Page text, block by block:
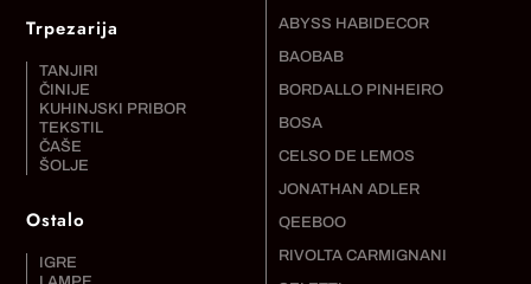
Trpezarija
TANJIRI
ČINIJE
KUHINJSKI PRIBOR
TEKSTIL
ČAŠE
ŠOLJE
Ostalo
IGRE
ABYSS HABIDECOR
BAOBAB
BORDALLO PINHEIRO
BOSA
CELSO DE LEMOS
JONATHAN ADLER
QEEBOO
RIVOLTA CARMIGNANI